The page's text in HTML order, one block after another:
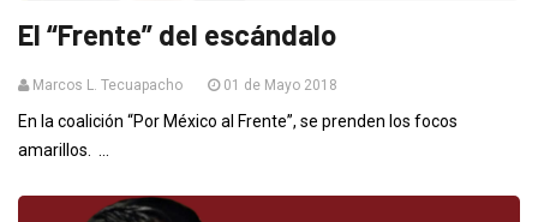
El “Frente” del escándalo
Marcos L. Tecuapacho 01 de Mayo 2018
En la coalición “Por México al Frente”, se prenden los focos
amarillos. ...